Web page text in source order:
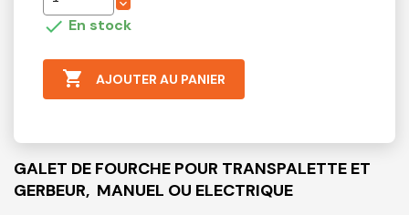
 En stock
 AJOUTER AU PANIER
GALET DE FOURCHE POUR TRANSPALETTE ET
GERBEUR, MANUEL OU ELECTRIQUE